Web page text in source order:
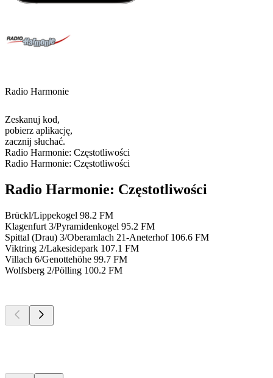
Radio Harmonie
Zeskanuj kod,
pobierz aplikację,
zacznij słuchać.
Radio Harmonie: Częstotliwości
Radio Harmonie: Częstotliwości
Radio Harmonie: Częstotliwości
Brückl/Lippekogel 98.2 FM
Klagenfurt 3/Pyramidenkogel 95.2 FM
Spittal (Drau) 3/Oberamlach 21-Aneterhof 106.6 FM
Viktring 2/Lakesidepark 107.1 FM
Villach 6/Genottehöhe 99.7 FM
Wolfsberg 2/Pölling 100.2 FM